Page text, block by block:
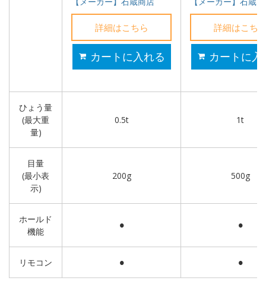
詳細はこちら
カートに入れる
詳細はこち
カートに入
ひょう量
(最大重
量)
0.5t 1t
目量
(最小表
示)
200g 500g
ホールド
機能
● ●
リモコン ● ●